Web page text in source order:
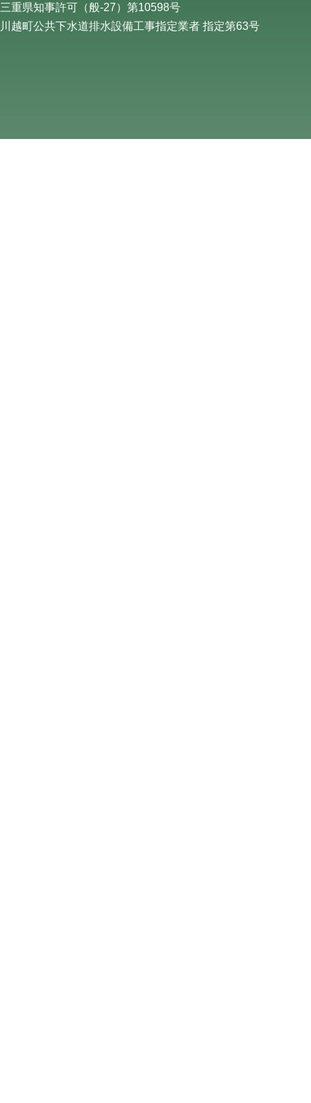
三重県知事許可（般-27）第10598号
川越町公共下水道排水設備工事指定業者 指定第63号